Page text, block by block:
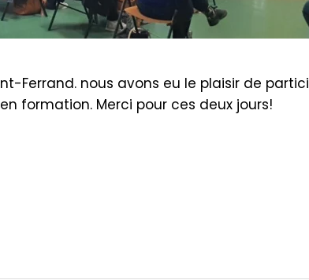
Ferrand. nous avons eu le plaisir de
formation. Merci pour ces deux jours!